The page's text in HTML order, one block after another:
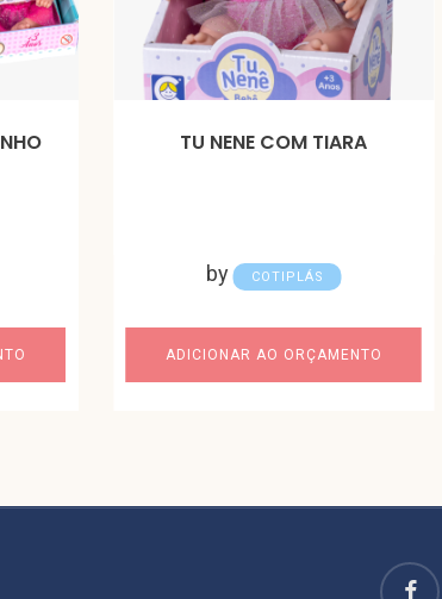
TU NENE COM TIARA
by COTIPLÁS
ADICIONAR AO ORÇAMENTO
facebook